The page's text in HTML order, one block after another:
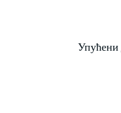
Упућени